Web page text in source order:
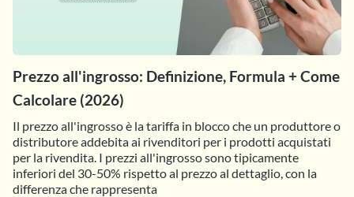
Prezzo all'ingrosso: Definizione, Formula + Come
Calcolare (2026)
Il prezzo all'ingrosso è la tariffa in blocco che un produttore o
distributore addebita ai rivenditori per i prodotti acquistati
per la rivendita. I prezzi all'ingrosso sono tipicamente
inferiori del 30-50% rispetto al prezzo al dettaglio, con la
differenza che rappresenta